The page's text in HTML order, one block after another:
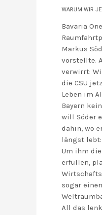
WARUM WIR
Bavaria
Markus
vorstellte.
verwirrt:
die CSU
Leben im
Bayern
will Söder
dahin, wo
längst
Um ihm
erfüllen,
sogar
All das